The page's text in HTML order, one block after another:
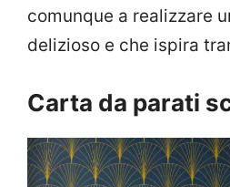
comunque a realizzare
delizioso e che ispira
Carta da parati